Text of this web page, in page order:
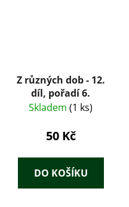
Z různých dob - 12.
díl, pořadí 6.
Skladem (1 ks)
50 Kč
DO KOŠÍKU